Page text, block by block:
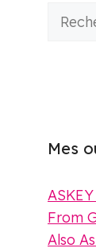
Mes
From
Also